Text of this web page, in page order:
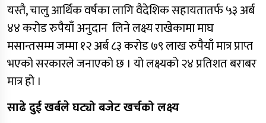
यस्तै, चालु आर्थिक वर्षका लागि वैदेशिक सहायतातर्फ ५३ अर्ब
४४ करोड रुपैयाँ अनुदान लिने लक्ष्य राखेकामा माघ
मसान्तसम्म जम्मा १२ अर्ब ८३ करोड ७९ लाख रुपैयाँ मात्र प्राप्त
भएको सरकारले जनाएको छ । यो लक्ष्यको २४ प्रतिशत बराबर
मात्र हो ।
साढे दुई खर्बले घट्यो बजेट खर्चको लक्ष्य